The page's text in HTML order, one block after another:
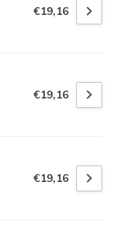
€19,16
€19,16
€19,16